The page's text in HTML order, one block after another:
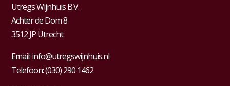
Utregs Wijnhuis B.V.
Achter de Dom 8
3512 JP Utrecht
Email:info@utregswijnhuis.nl
Telefoon:(030) 290 1462